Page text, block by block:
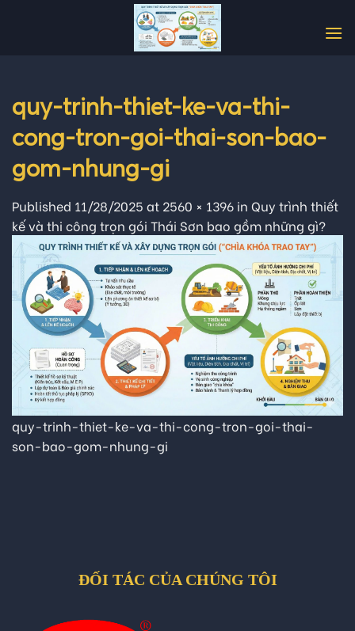
quy-trinh-thiet-ke-va-thi-
cong-tron-goi-thai-son-bao-
gom-nhung-gi
Published 11/28/2025 at 2560 × 1396 in Quy trình thiết
kế và thi công trọn gói Thái Sơn bao gồm những gì?
quy-trinh-thiet-ke-va-thi-cong-tron-goi-thai-
son-bao-gom-nhung-gi
ĐỐI TÁC CỦA CHÚNG TÔI